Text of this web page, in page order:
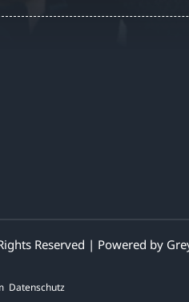
Reserved | Powered by
Datenschutz